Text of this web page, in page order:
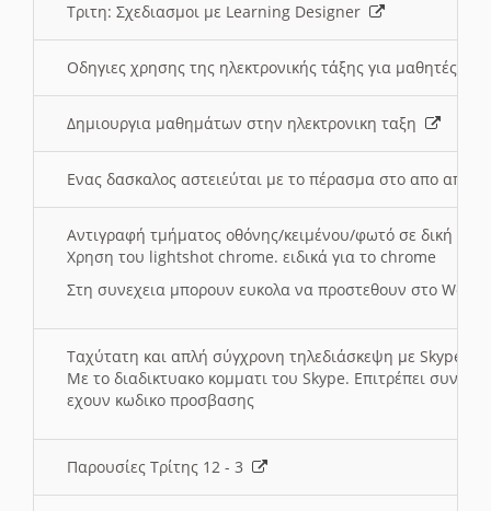
Τριτη: Σχεδιασμοι με Learning Designer
Οδηγιες χρησης της ηλεκτρονικής τάξης για μαθητές
Δημιουργια μαθημάτων στην ηλεκτρονικη ταξη
Ενας δασκαλος αστειεύται με το πέρασμα στο απο
Αντιγραφή τμήματος οθόνης/κειμένου/φωτό σε δική
Χρηση του lightshot chrome. ειδικά για το chrome
Στη συνεχεια μπορουν ευκολα να προστεθουν στο Word
Ταχύτατη και απλή σύγχρονη τηλεδιάσκεψη με Skype
Με το διαδικτυακο κομματι του Skype. Επιτρέπει
εχουν κωδικο προσβασης
Παρουσίες Τρίτης 12 - 3